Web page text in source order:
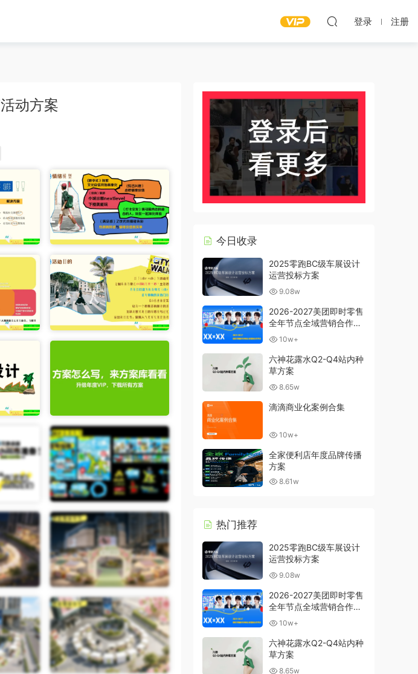
登录 注册
动方案
今日收录
2025零跑BC级车展设计
运营投标方案
9.08w
2026-2027美团即时零售
全年节点全域营销合作方
案 10w+
六神花露水Q2-Q4站内种
草方案
8.65w
滴滴商业化案例合集
10w+
全家便利店年度品牌传播
方案
8.61w
热门推荐
2025零跑BC级车展设计
运营投标方案
9.08w
2026-2027美团即时零售
全年节点全域营销合作方
案 10w+
六神花露水Q2-Q4站内种
草方案
8.65w